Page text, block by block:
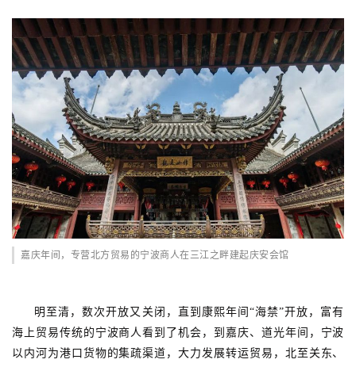
嘉庆年间，专营北方贸易的宁波商人在三江之畔建起庆安会馆
明至清，数次开放又关闭，直到康熙年间“海禁”开放，富有
海上贸易传统的宁波商人看到了机会，到嘉庆、道光年间，宁波
以内河为港口货物的集疏渠道，大力发展转运贸易，北至关东、